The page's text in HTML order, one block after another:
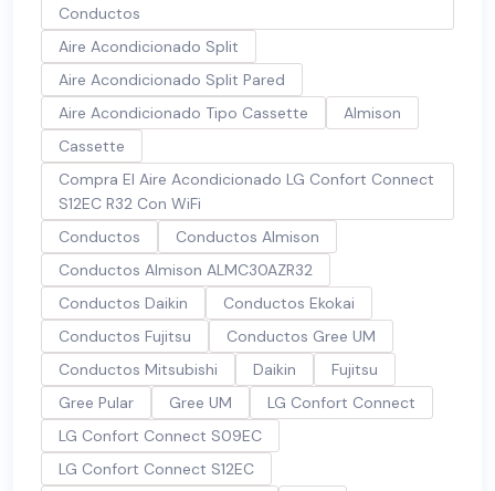
Conductos
Aire Acondicionado Split
Aire Acondicionado Split Pared
Aire Acondicionado Tipo Cassette
Almison
Cassette
Compra El Aire Acondicionado LG Confort Connect
S12EC R32 Con WiFi
Conductos
Conductos Almison
Conductos Almison ALMC30AZR32
Conductos Daikin
Conductos Ekokai
Conductos Fujitsu
Conductos Gree UM
Conductos Mitsubishi
Daikin
Fujitsu
Gree Pular
Gree UM
LG Confort Connect
LG Confort Connect S09EC
LG Confort Connect S12EC